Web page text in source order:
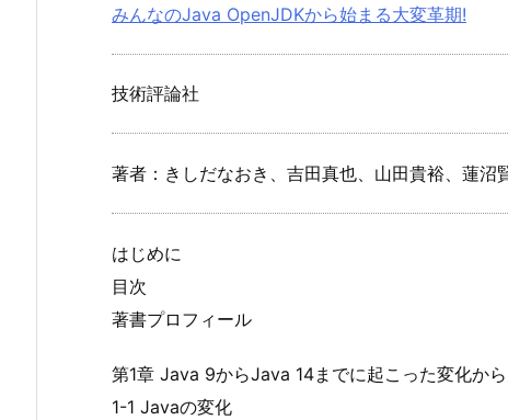
みんなのJava OpenJDKから始まる大変革期!
技術評論社
著者：きしだなおき、吉田真也、山田貴裕、蓮沼
はじめに
目次
著書プロフィール
第1章 Java 9からJava 14までに起こった変化か
1-1 Javaの変化